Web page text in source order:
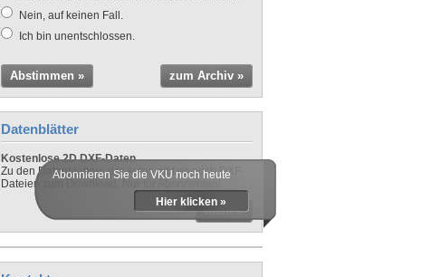
Nein, auf keinen Fall.
Ich bin unentschlossen.
Abstimmen » zum Archiv »
Datenblätter
Kostenlose 2D DXF-Daten
Zu den Datenblättern der Autos gibt es auch DXF-
Dateien zum Download. Nur für Abonnenten!
mehr »
Abonnieren Sie die VKU noch heute
Hier klicken »